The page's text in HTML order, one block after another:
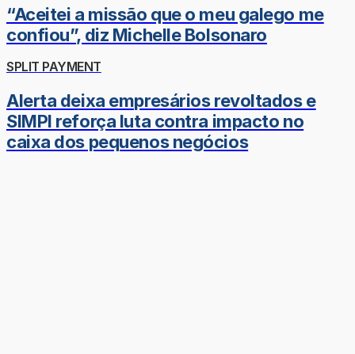
“Aceitei a missão que o meu galego me
confiou”, diz Michelle Bolsonaro
SPLIT PAYMENT
Alerta deixa empresários revoltados e
SIMPI reforça luta contra impacto no
caixa dos pequenos negócios